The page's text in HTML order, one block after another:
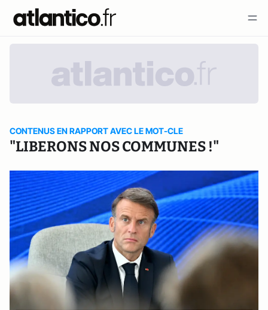
CONTENUS EN RAPPORT AVEC LE MOT-CLE
"LIBERONS NOS COMMUNES !"